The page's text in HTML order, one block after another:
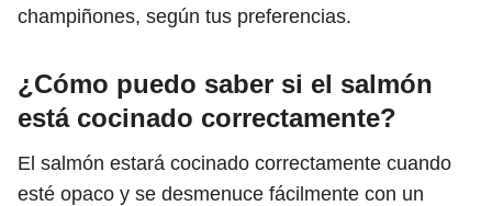
champiñones, según tus preferencias.
¿Cómo puedo saber si el salmón
está cocinado correctamente?
El salmón estará cocinado correctamente cuando
esté opaco y se desmenuce fácilmente con un